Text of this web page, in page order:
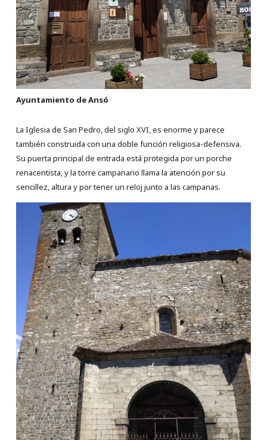
Ayuntamiento de Ansó
La Iglesia de San Pedro, del siglo XVI, es enorme y parece
también construida con una doble función religiosa-defensiva.
Su puerta principal de entrada está protegida por un porche
renacentista, y la torre campanario llama la atención por su
sencillez, altura y por tener un reloj junto a las campanas.